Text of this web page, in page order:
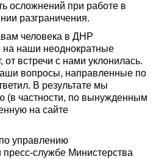
осложнений при работе в
разграничения.
человека в ДНР
наши неоднократные
встречи с нами уклонилась.
вопросы, направленные по
В результате мы
(в частности, по вынужденным
на сайте
управлению
службе Министерства